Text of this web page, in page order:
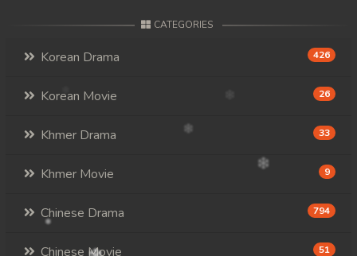
CATEGORIES
Korean Drama 426
Korean Movie 26
Khmer Drama 33
Khmer Movie 9
Chinese Drama 794
Chinese Movie 51